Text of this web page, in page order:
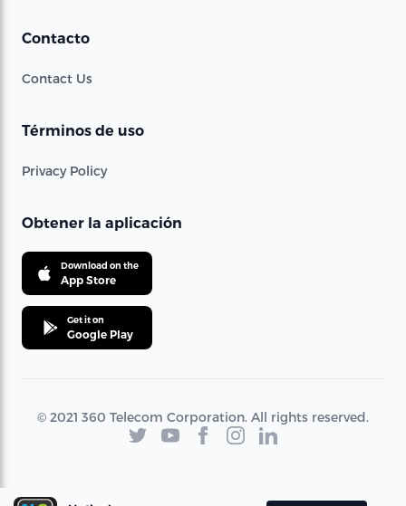
Contacto
Contact Us
Términos de uso
Privacy Policy
Obtener la aplicación
Download on the
App Store
Get it on
Google Play
© 2021 360 Telecom Corporation. All rights reserved.